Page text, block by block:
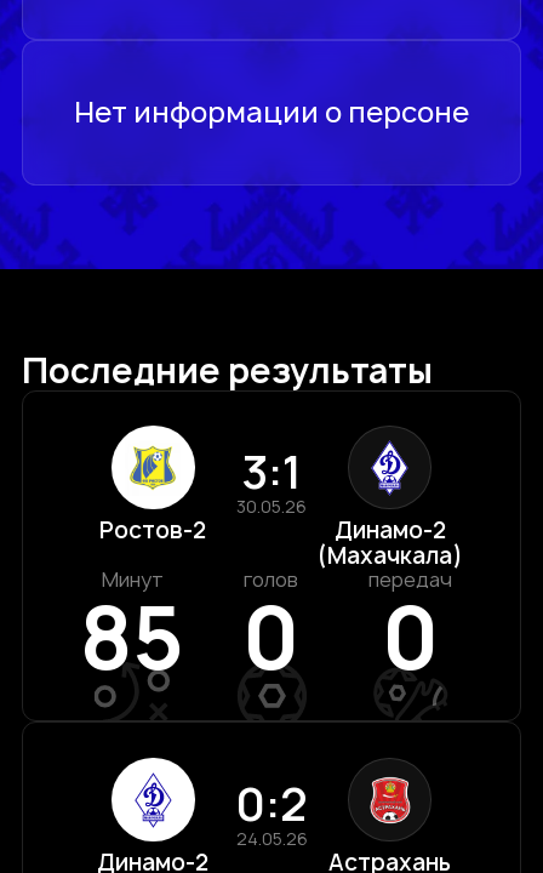
Последние результаты
Ростов-2
3:1
30.05.26
Динамо-2
(Махачкала)
Минут
85
голов
0
передач
0
Динамо-2
0:2
24.05.26
Астрахань